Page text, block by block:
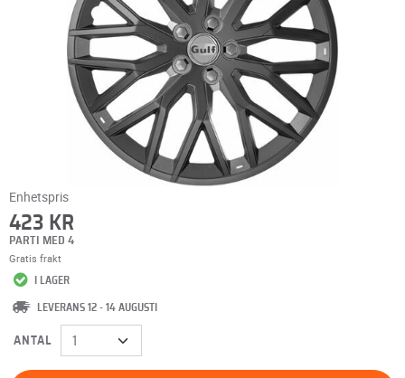
Enhetspris
423 KR
PARTI MED 4
Gratis frakt
I LAGER
LEVERANS 12 - 14 AUGUSTI
ANTAL